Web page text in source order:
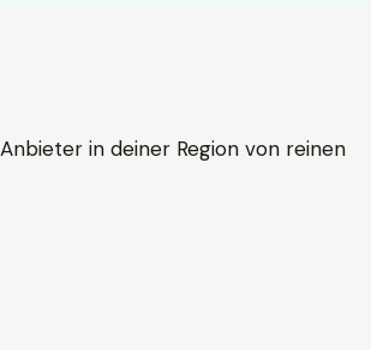
in deiner Region von reinen